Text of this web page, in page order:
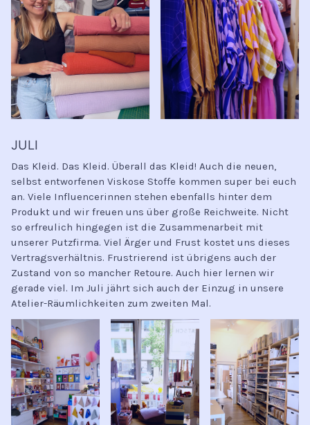
JULI
Das Kleid. Das Kleid. Überall das Kleid! Auch die neuen,
selbst entworfenen Viskose Stoffe kommen super bei euch
an. Viele Influencerinnen stehen ebenfalls hinter dem
Produkt und wir freuen uns über große Reichweite. Nicht
so erfreulich hingegen ist die Zusammenarbeit mit
unserer Putzfirma. Viel Ärger und Frust kostet uns dieses
Vertragsverhältnis. Frustrierend ist übrigens auch der
Zustand von so mancher Retoure. Auch hier lernen wir
gerade viel. Im Juli jährt sich auch der Einzug in unsere
Atelier-Räumlichkeiten zum zweiten Mal.